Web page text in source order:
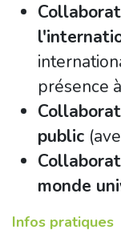
présence
public
monde
Infos pratiques